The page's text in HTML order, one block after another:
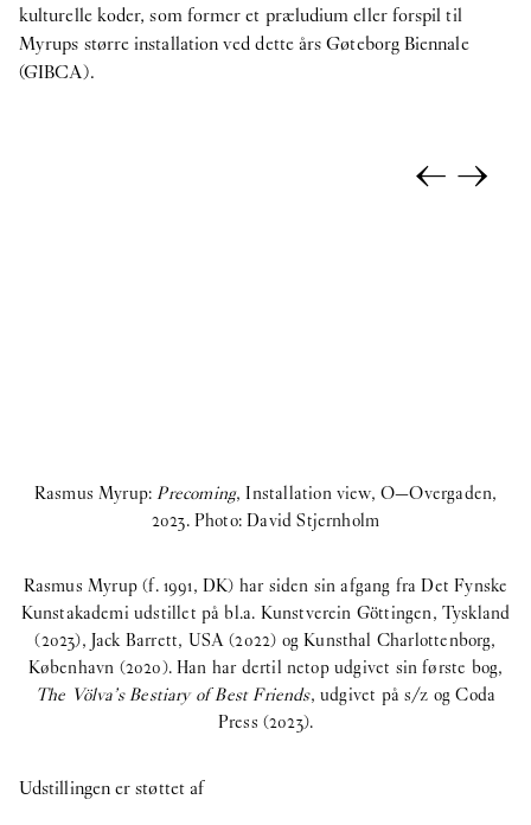
kulturelle koder, som former et præludium eller forspil til
Myrups større installation ved dette års Gøteborg Biennale
(GIBCA).
←→
Rasmus Myrup:Precoming, Installation view, O—Overgaden,
2023. Photo: David Stjernholm
Rasmus Myrup (f. 1991, DK) har siden sin afgang fra Det Fynske
Kunstakademi udstillet på bl.a. Kunstverein Göttingen, Tyskland
(2023), Jack Barrett, USA (2022) og Kunsthal Charlottenborg,
København (2020). Han har dertil netop udgivet sin første bog,
The Völva’s Bestiary of Best Friends, udgivet på s/z og Coda
Press (2023).
Udstillingen er støttet af